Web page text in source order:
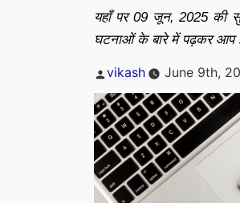
यहाँ पर 09 जून, 2025 की
घटनाओं के बारे में पढ़कर आप
Posted
vikash June 9th,